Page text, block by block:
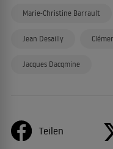
Marie-Christine Barrault
Jean Desailly
Jacques Dacqmine
Teilen